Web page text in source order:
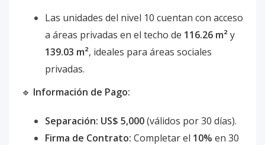
Las unidades del nivel 10 cuentan con acceso
a áreas privadas en el techo de 116.26 m²y
139.03 m², ideales para áreas sociales
privadas.
🔹 Información de Pago:
Separación: US$ 5,000(válidos por 30 días).
Firma de Contrato: Completar el 10% en 30